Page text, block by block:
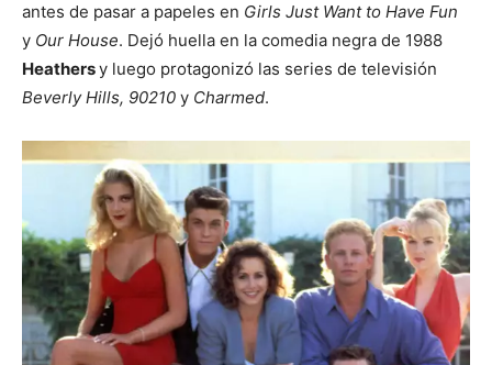
antes de pasar a papeles en Girls Just Want to Have Fun
y Our House. Dejó huella en la comedia negra de 1988
Heathersy luego protagonizó las series de televisión
Beverly Hills, 90210 y Charmed.